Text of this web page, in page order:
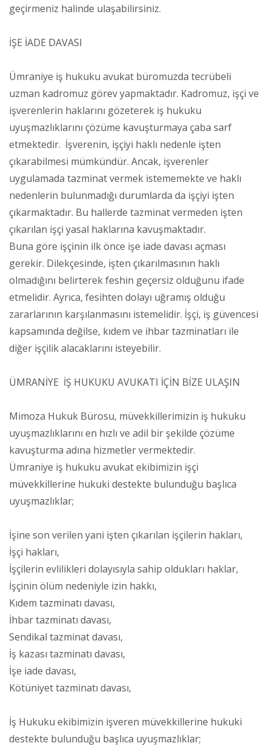
geçirmeniz halinde ulaşabilirsiniz.
İŞE İADE DAVASI
Ümraniye iş hukuku avukat büromuzda tecrübeli
uzman kadromuz görev yapmaktadır. Kadromuz, işçi ve
işverenlerin haklarını gözeterek iş hukuku
uyuşmazlıklarını çözüme kavuşturmaya çaba sarf
etmektedir. İşverenin, işçiyi haklı nedenle işten
çıkarabilmesi mümkündür. Ancak, işverenler
uygulamada tazminat vermek istememekte ve haklı
nedenlerin bulunmadığı durumlarda da işçiyi işten
çıkarmaktadır. Bu hallerde tazminat vermeden işten
çıkarılan işçi yasal haklarına kavuşmaktadır.
Buna göre işçinin ilk önce işe iade davası açması
gerekir. Dilekçesinde, işten çıkarılmasının haklı
olmadığını belirterek feshin geçersiz olduğunu ifade
etmelidir. Ayrıca, fesihten dolayı uğramış olduğu
zararlarının karşılanmasını istemelidir. İşçi, iş güvencesi
kapsamında değilse, kıdem ve ihbar tazminatları ile
diğer işçilik alacaklarını isteyebilir.
ÜMRANİYE İŞ HUKUKU AVUKATI İÇİN BİZE ULAŞIN
Mimoza Hukuk Bürosu, müvekkillerimizin iş hukuku
uyuşmazlıklarını en hızlı ve adil bir şekilde çözüme
kavuşturma adına hizmetler vermektedir.
Ümraniye iş hukuku avukat ekibimizin işçi
müvekkillerine hukuki destekte bulunduğu başlıca
uyuşmazlıklar;
İşine son verilen yani işten çıkarılan işçilerin hakları,
İşçi hakları,
İşçilerin evlilikleri dolayısıyla sahip oldukları haklar,
İşçinin ölüm nedeniyle izin hakkı,
Kıdem tazminatı davası,
İhbar tazminatı davası,
Sendikal tazminat davası,
İş kazası tazminatı davası,
İşe iade davası,
Kötüniyet tazminatı davası,
İş Hukuku ekibimizin işveren müvekkillerine hukuki
destekte bulunduğu başlıca uyuşmazlıklar;